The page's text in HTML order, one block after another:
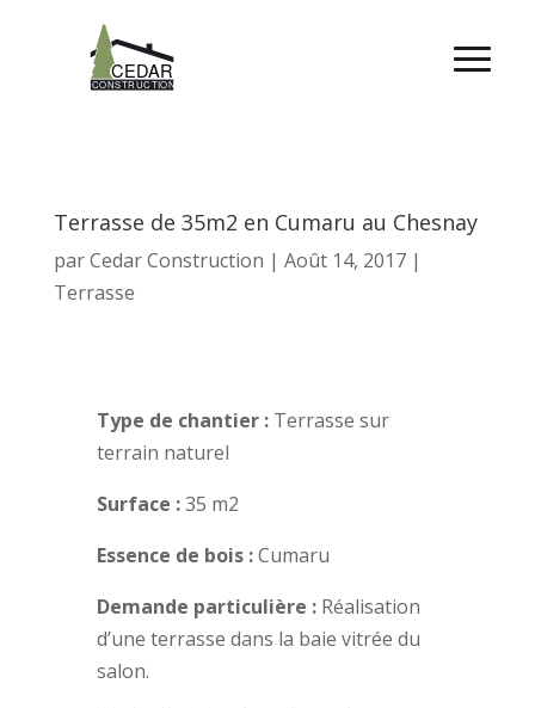
Terrasse de 35m2 en Cumaru au Chesnay
parCedar Construction | Août 14, 2017|
Terrasse
Type de chantier : Terrasse sur
terrain naturel
Surface :35 m2
Essence de bois :Cumaru
Demande particulière : Réalisation
d’une terrasse dans la baie vitrée du
salon.